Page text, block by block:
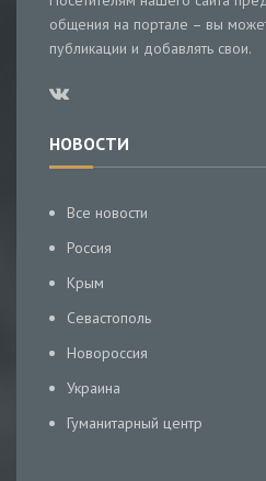
общения на портале – вы
публикации и добавлять свои.
НОВОСТИ
Все новости
Россия
Крым
Севастополь
Новороссия
Украина
Гуманитарный центр